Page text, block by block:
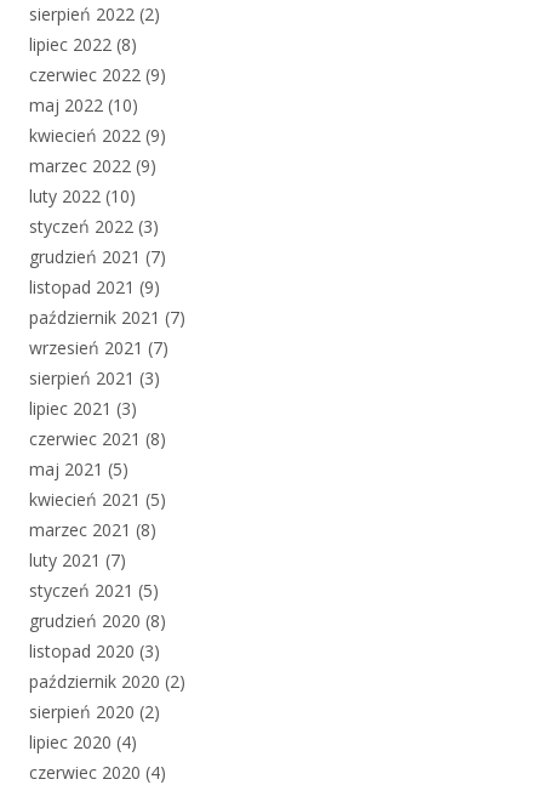
sierpień 2022 (2)
lipiec 2022 (8)
czerwiec 2022 (9)
maj 2022 (10)
kwiecień 2022 (9)
marzec 2022 (9)
luty 2022 (10)
styczeń 2022 (3)
grudzień 2021 (7)
listopad 2021 (9)
październik 2021 (7)
wrzesień 2021 (7)
sierpień 2021 (3)
lipiec 2021 (3)
czerwiec 2021 (8)
maj 2021 (5)
kwiecień 2021 (5)
marzec 2021 (8)
luty 2021 (7)
styczeń 2021 (5)
grudzień 2020 (8)
listopad 2020 (3)
październik 2020 (2)
sierpień 2020 (2)
lipiec 2020 (4)
czerwiec 2020 (4)